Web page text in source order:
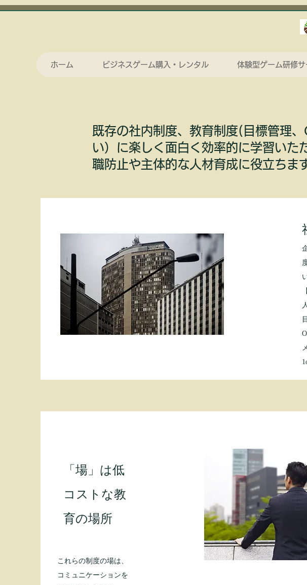
ホーム ビジネスゲーム購入・レンタル 体験型ゲーム研修サ
既存の社内制度、教育制度(目標管理
い）に楽しく面白く効率的に学習いた
職防止や主体的な人材育成に役立ちま
​「場」は低
コストな教
育の場所
これらの制度の場は、
コミュニケーションを